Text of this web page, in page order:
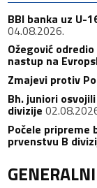
BBI banka uz U-
04.08.2026.
Ožegović
nastup na
Zmajevi protiv
Bh. juniori
divizije
Počele pripreme
prvenstvu B